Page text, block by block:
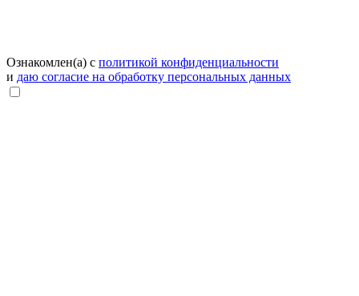
Ознакомлен(а) с политикой конфиденциальности
и даю согласие на обработку персональных данных